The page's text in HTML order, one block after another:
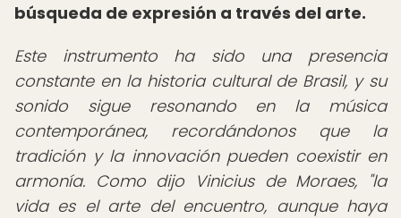
búsqueda de expresión a través del arte.
Este instrumento ha sido una presencia
constante en la historia cultural de Brasil, y su
sonido sigue resonando en la música
contemporánea, recordándonos que la
tradición y la innovación pueden coexistir en
armonía. Como dijo Vinicius de Moraes, "la
vida es el arte del encuentro, aunque haya